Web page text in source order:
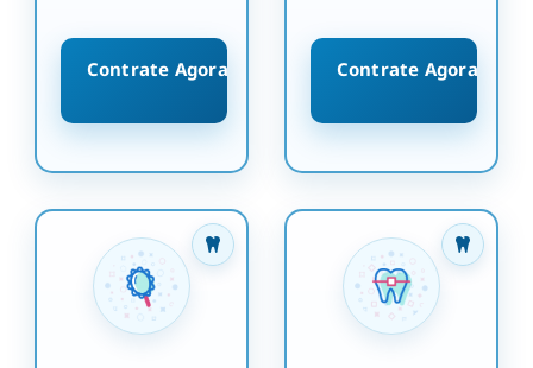
Contrate Agora Contrate Agora